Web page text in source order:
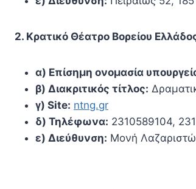
2. Κρατικό Θέατρο Βορείου
α) Επίσημη ονομασία
β) Διακριτικός τίτλος:
γ) Site: ntng.gr
δ) Τηλέφωνα: 2310589104,
ε) Διεύθυνση: Μονή